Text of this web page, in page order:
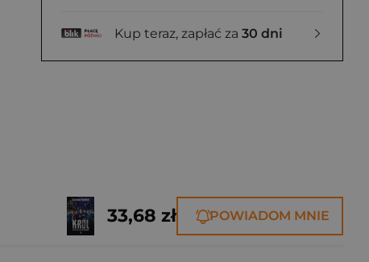
Kup teraz, zapłać za 30 dni
33,68 zł POWIADOM MNIE